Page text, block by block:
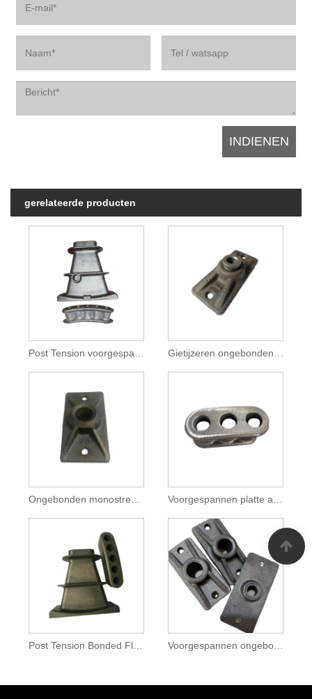
gerelateerde producten
Post Tension voorgespannen boogverankering Gietijzeren ongebonden enkelstrengs verankering
Ongebonden monostrengverankering na spanning Voorgespannen platte ankerkop
Post Tension Bonded Flat Slab Ankerblok